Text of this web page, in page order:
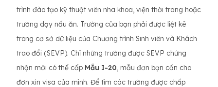
trình đào tạo kỹ thuật viên nha khoa, viện thời trang hoặc
trường dạy nấu ăn. Trường của bạn phải được liệt kê
trong cơ sở dữ liệu của Chương trình Sinh viên và Khách
trao đổi (SEVP). Chỉ những trường được SEVP chứng
nhận mới có thể cấp Mẫu I-20, mẫu đơn bạn cần cho
đơn xin visa của mình. Để tìm các trường được chấp